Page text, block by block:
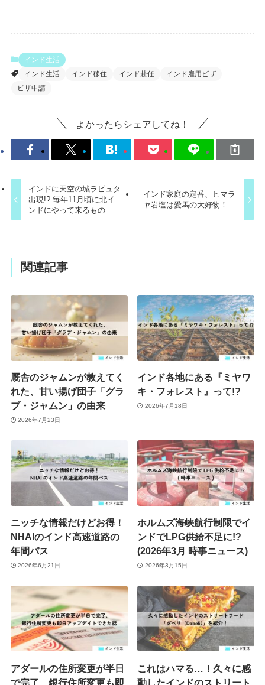
インド生活
インド生活
インド移住 インド赴任
インド雇用ビザ
ビザ申請
よかったらシェアしてね！
インドに天空の城ラピュタ
出現!? 毎年11月頃に北イ
ンドにやって来るもの
インド家庭の定番、ヒマラ
ヤ岩塩は愛馬の大好物！
関連記事
厩舎のジャムンが教えてく
れた、甘い揚げ団子「グラ
ブ・ジャムン」の由来
2026年7月23日
インド各地にある『ミヤワ
キ・フォレスト』って!?
2026年7月18日
ニッチな情報だけどお得！
NHAIのインド高速道路の
年間パス
2026年6月21日
ホルムズ海峡航行制限でイ
ンドでLPG供給不足に!?
(2026年3月 時事ニュース)
2026年3月15日
アダールの住所変更が半日
で完了、銀行住所変更も即
これはハマる…！久々に感
動したインドのストリート